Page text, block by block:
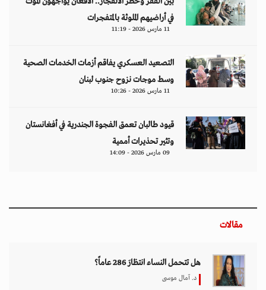
في أراضيهم الملوثة بالمتفجرات
11 مارس 2026 - 11:19
التصعيد العسكري يفاقم أزمات الخدمات الصحية
وسط موجات نزوح جنوب لبنان
11 مارس 2026 - 10:26
قيود طالبان تعمق الفجوة الجندرية في أفغانستان
وتثير تحذيرات أممية
09 مارس 2026 - 14:09
مقالات
هل تتحمل النساء انتظارَ 286 عاماً؟
د. آمال موسى